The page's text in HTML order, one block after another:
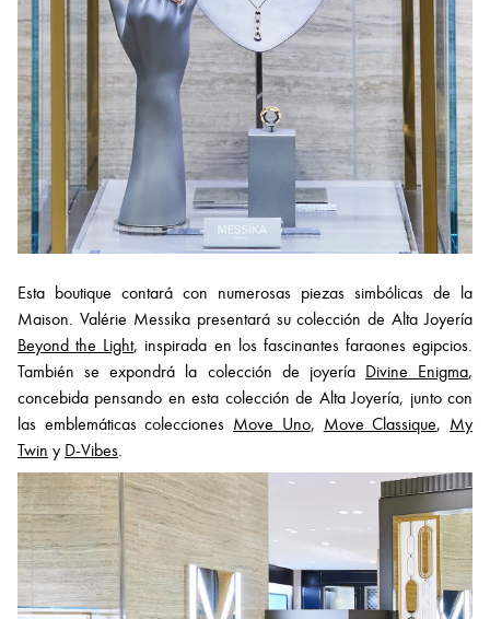
Esta boutique contará con numerosas piezas simbólicas de la
Maison. Valérie Messika presentará su colección de Alta Joyería
Beyond the Light, inspirada en los fascinantes faraones egipcios.
También se expondrá la colección de joyería Divine Enigma,
concebida pensando en esta colección de Alta Joyería, junto con
las emblemáticas colecciones Move Uno, Move Classique, My
Twin y D-Vibes.